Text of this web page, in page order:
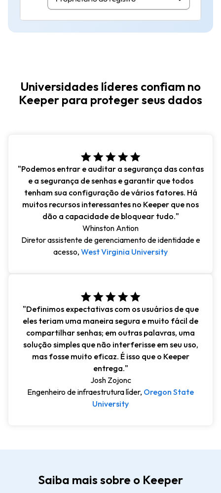
Universidades líderes confiam no
Keeper para proteger seus dados
"Podemos entrar e auditar a segurança das contas
e a segurança de senhas e garantir que todos
tenham sua configuração de vários fatores. Há
muitos recursos interessantes no Keeper que nos
dão a capacidade de bloquear tudo."
Whinston Antion
Diretor assistente de gerenciamento de identidade e
acesso, West Virginia University
"Definimos expectativas com os usuários de que
eles teriam uma maneira segura e muito fácil de
compartilhar senhas; em outras palavras, uma
solução simples que não interferisse em seu uso,
mas fosse muito eficaz. É isso que o Keeper
entrega."
Josh Zojonc
Engenheiro de infraestrutura líder, Oregon State
University
Saiba mais sobre o Keeper